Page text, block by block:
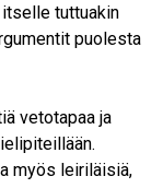
tuttuakin
puolesta
vetotapaa ja
myös leiriläisiä,